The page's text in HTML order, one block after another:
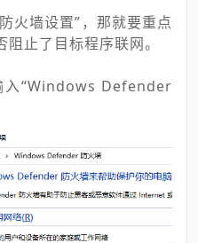
火墙设置”，那就要重点
止了目标程序联网。
“Windows Defender